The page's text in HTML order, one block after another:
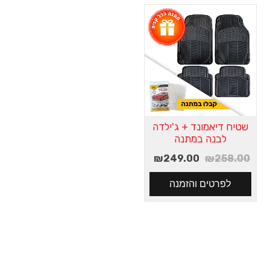
שטיח דיאמונד + ג'ילדה
לבנה במתנה
₪258.00
₪249.00